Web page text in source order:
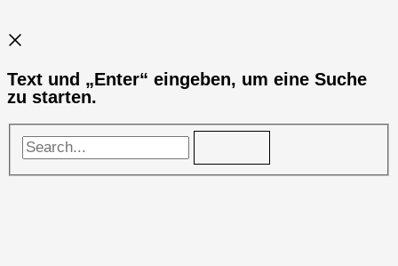
Text und „Enter“ eingeben, um eine Suche
zu starten.
Search...